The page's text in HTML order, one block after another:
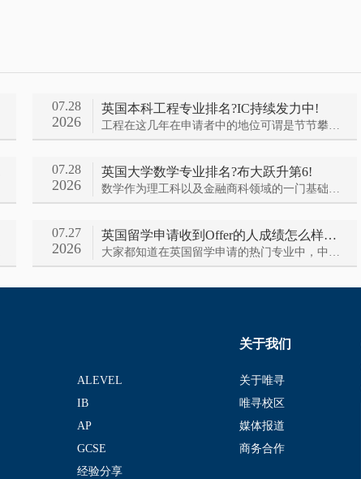
07.28
2026
英国本科工程专业排名?IC持续发力中!
工程在这几年在申请者中的地位可谓是节节攀升，那今年英国本科工程专业排名情况如何呢？我们一起来看
07.28
2026
英国大学数学专业排名?布大跃升第6!
数学作为理工科以及金融商科领域的一门基础学科，在各个领域都有着广泛的应用。那今年英国大学数学专业排名如何呢？
07.27
2026
英国留学申请收到Offer的人成绩怎么样?一起来看
大家都知道在英国留学申请的热门专业中，中国学生选择理工科的人数一直都遥遥领先。那今年收到英国理工科专业录取的学生都有着怎样的成绩呢？我们一起来看~
ALEVEL
IB
AP
GCSE
经验分享
关于我们
关于唯寻
唯寻校区
媒体报道
商务合作